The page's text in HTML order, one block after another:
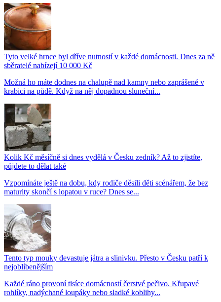
Tyto velké hrnce byl dříve nutností v každé domácnosti. Dnes za ně
sběratelé nabízejí 10 000 Kč
Možná ho máte dodnes na chalupě nad kamny nebo zaprášené v
krabici na půdě. Když na něj dopadnou sluneční...
Kolik Kč měsíčně si dnes vydělá v Česku zedník? Až to zjistíte,
půjdete to dělat také
Vzpomínáte ještě na dobu, kdy rodiče děsili děti scénářem, že bez
maturity skončí s lopatou v ruce? Dnes se...
Tento typ mouky devastuje játra a slinivku. Přesto v Česku patří k
nejoblíbenějším
Každé ráno provoní tisíce domácností čerstvé pečivo. Křupavé
rohlíky, nadýchané loupáky nebo sladké koblihy...